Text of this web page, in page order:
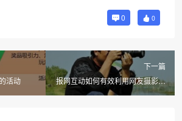
0 0
活动
下一篇
报网互动如何有效利用网友摄影作
品